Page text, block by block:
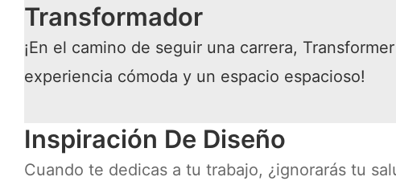
Transformador
¡En el camino de seguir una carrera,
experiencia cómoda y un espacio espacioso!
Inspiración De Diseño
Cuando te dedicas a tu trabajo, ¿ignorarás tu